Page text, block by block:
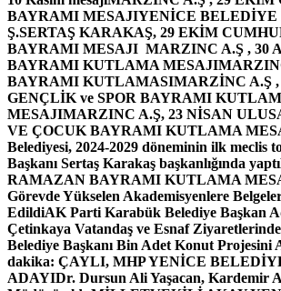
BAYRAMI MESAJIYENİCE BELEDİYE
Ş.SERTAŞ KARAKAŞ, 29 EKİM
BAYRAMI MESAJI MARZINC A.Ş , 30
BAYRAMI KUTLAMA MESAJI
BAYRAMI KUTLAMASIMARZİNC A.Ş
GENÇLİK ve SPOR BAYRAMI
MESAJIMARZINC A.Ş, 23 NİSAN
VE ÇOCUK BAYRAMI KUTLAMA
Belediyesi, 2024-2029 döneminin ilk meclis
Başkanı Sertaş Karakaş başkanlığında yaptı
RAMAZAN BAYRAMI KUTLAMA
Görevde Yükselen Akademisyenlere
EdildiAK Parti Karabük Belediye Başkan
Çetinkaya Vatandaş ve Esnaf
Belediye Başkanı Bin Adet Konut Projesini
dakika: ÇAYLI, MHP YENİCE
ADAYIDr. Dursun Ali Yaşacan, Kardemir